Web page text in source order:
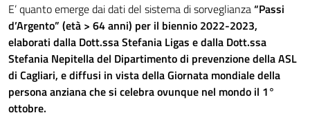
E’ quanto emerge dai dati del sistema di sorveglianza“Passi
d’Argento” (età > 64 anni) per il biennio 2022-2023,
elaborati dalla Dott.ssa Stefania Ligas e dalla Dott.ssa
Stefania Nepitella del Dipartimento di prevenzione della ASL
di Cagliari, e diffusi in vista della Giornata mondiale della
persona anziana che si celebra ovunque nel mondo il 1°
ottobre.